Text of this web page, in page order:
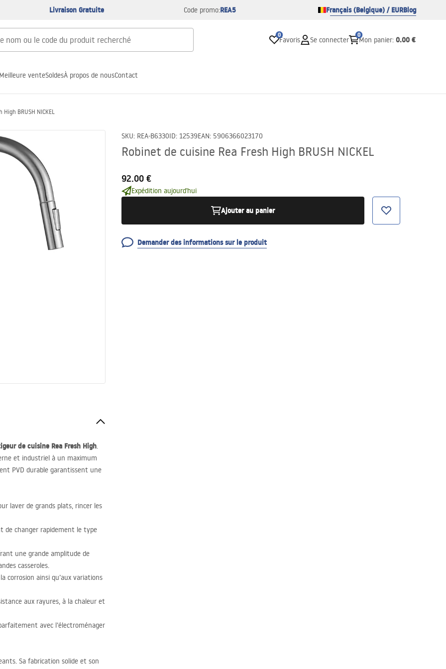
Livraison Gratuite Code promo:REA5 Français (Belgique) / EURBlog
0
Favoris Se connecter
0
Mon panier: 0.00 €
Meilleure venteSoldesÀ propos de nousContact
BRUSH NICKEL
SKU: REA-B6330ID: 12539EAN: 5906366023170
Robinet de cuisine Rea Fresh High BRUSH NICKEL
92.00 €
Expédition aujourd'hui
Ajouter au panier
Demander des informations sur le produit
de cuisine Rea Fresh High.
et industriel à un maximum
PVD durable garantissent une
laver de grands plats, rincer les
de changer rapidement le type
une grande amplitude de
casseroles.
corrosion ainsi qu’aux variations
aux rayures, à la chaleur et
avec l’électroménager
Sa fabrication solide et son